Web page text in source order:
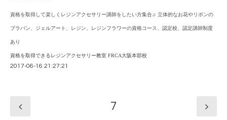
資格を取得して楽しくレジンアクセサリー講師をしたい方集合♫ 立体的なお花やリボンの
プラバン、ジェルアート、レジン、レジンフラワーの資格コース、認定校、認定講師制度
あり
資格を取得できるレジンアクセサリー教室 FRCA大阪本部校
2017-06-16 21:27:21
7